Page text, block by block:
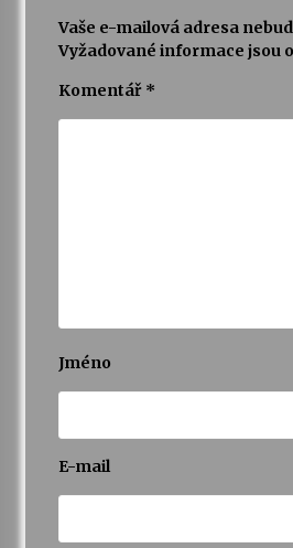
Vaše e-mailová adresa
Vyžadované informace jsou
Komentář *
Jméno
E-mail